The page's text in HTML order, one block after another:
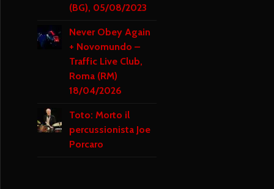
(BG), 05/08/2023
Never Obey Again
+ Novomundo –
Traffic Live Club,
Roma (RM)
18/04/2026
Toto: Morto il
percussionista Joe
Porcaro